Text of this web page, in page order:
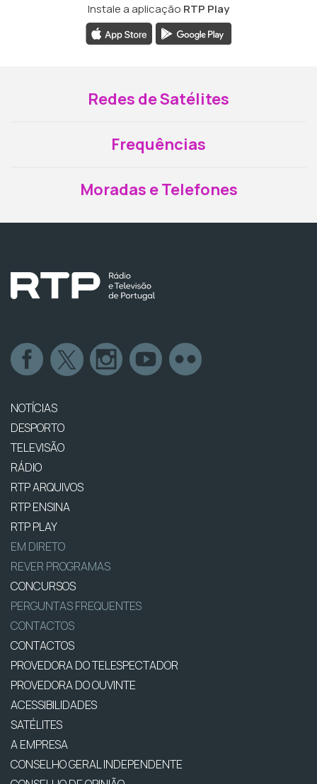
Instale a aplicação RTP Play
Redes de Satélites
Frequências
Moradas e Telefones
NOTÍCIAS
DESPORTO
TELEVISÃO
RÁDIO
RTP ARQUIVOS
RTP ENSINA
RTP PLAY
EM DIRETO
REVER PROGRAMAS
CONCURSOS
PERGUNTAS FREQUENTES
CONTACTOS
CONTACTOS
PROVEDORA DO TELESPECTADOR
PROVEDORA DO OUVINTE
ACESSIBILIDADES
SATÉLITES
A EMPRESA
CONSELHO GERAL INDEPENDENTE